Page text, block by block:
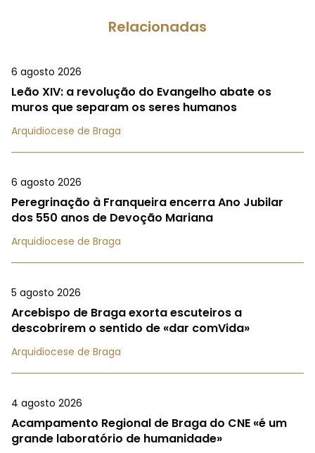
Relacionadas
6 agosto 2026
Leão XIV: a revolução do Evangelho abate os
muros que separam os seres humanos
Arquidiocese de Braga
6 agosto 2026
Peregrinação à Franqueira encerra Ano Jubilar
dos 550 anos de Devoção Mariana
Arquidiocese de Braga
5 agosto 2026
Arcebispo de Braga exorta escuteiros a
descobrirem o sentido de «dar comVida»
Arquidiocese de Braga
4 agosto 2026
Acampamento Regional de Braga do CNE «é um
grande laboratório de humanidade»